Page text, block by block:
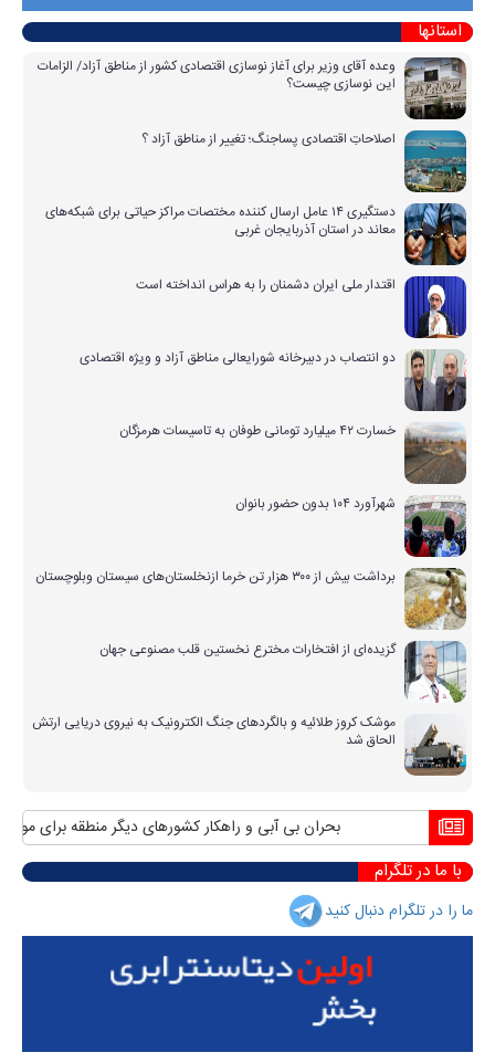
استانها
وعده آقای وزیر برای آغاز نوسازی اقتصادی کشور از مناطق آزاد/ الزامات
این نوسازی چیست؟
اصلاحاتِ اقتصادی پساجنگ؛ تغییر از مناطق آزاد ؟
دستگیری ۱۴ عامل ارسال کننده مختصات مراکز حیاتی برای شبکه‌های
معاند در استان آذربایجان غربی
اقتدار ملی ایران دشمنان را به هراس انداخته است
دو انتصاب در دبیرخانه شورایعالی مناطق آزاد و ویژه اقتصادی
خسارت ۴۲ میلیارد تومانی طوفان به تاسیسات هرمزگان
شهرآورد ۱۰۴ بدون حضور بانوان
برداشت بیش از ۳۰۰ هزار تن خرما ازنخلستان‌های سیستان وبلوچستان
گزیده‌ای از افتخارات مخترع نخستین قلب مصنوعی جهان
موشک کروز طلائیه و بالگردهای جنگ الکترونیک به نیروی دریایی ارتش
الحاق شد
بحران بی آبی و راهکار کشورهای دیگر منطقه برای مواجهه
با ما در تلگرام
ما را در تلگرام دنبال کنید